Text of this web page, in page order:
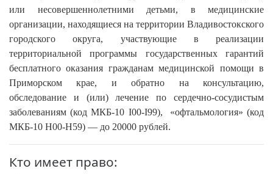
или несовершеннолетними детьми, в медицинские
организации, находящиеся на территории Владивостокского
городского округа, участвующие в реализации
территориальной программы государственных гарантий
бесплатного оказания гражданам медицинской помощи в
Приморском крае, и обратно на консультацию,
обследование и (или) лечение по сердечно-сосудистым
заболеваниям (код МКБ-10 I00-I99), «офтальмология» (код
МКБ-10 H00-H59) — до 20000 рублей.
Кто имеет право: